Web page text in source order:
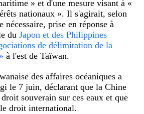
» et d'une mesure visant à «
nationaux ». Il s'agirait, selon
nécessaire, prise en réponse à
duJapon et des Philippines
de délimitation de la
à l'est de Taïwan.
des affaires océaniques a
le 7 juin, déclarant que la Chine
souverain sur ces eaux et que
droit international.